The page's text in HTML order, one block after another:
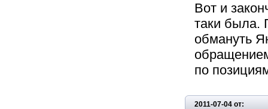
Вот и
таки была.
обмануть
по
2011-07-04 от: